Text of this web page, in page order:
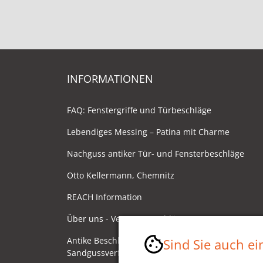
INFORMATIONEN
FAQ: Fenstergriffe und Türbeschläge
Lebendiges Messing – Patina mit Charme
Nachguss antiker Tür- und Fensterbeschläge
Otto Kellermann, Chemnitz
REACH Information
Über uns - Ventano Beschläge
Antike Beschläge - Herstellung im
Sandgussverfahren
Sind Sie auch